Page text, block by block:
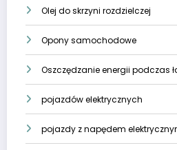
Olej do skrzyni rozdzielczej
Opony samochodowe
Oszczędzanie energii podczas
pojazdów elektrycznych
pojazdy z napędem